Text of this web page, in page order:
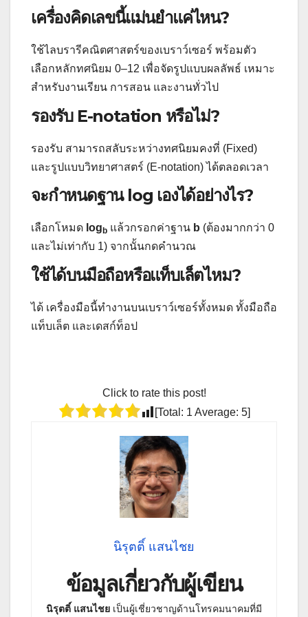
เครื่องคิดเลขนี้แม่นยำแค่ไหน?
ใช้ไลบรารีคณิตศาสตร์ของเบราว์เซอร์ พร้อมตัว
เลือกหลักทศนิยม 0–12 เพื่อจัดรูปแบบผลลัพธ์ เหมาะ
สำหรับงานเรียน การสอน และงานทั่วไป
รองรับ E-notation หรือไม่?
รองรับ สามารถสลับระหว่างทศนิยมคงที่ (Fixed)
และรูปแบบวิทยาศาสตร์ (E-notation) ได้ตลอดเวลา
จะกำหนดฐาน log เองได้อย่างไร?
เลือกโหมด log b แล้วกรอกค่าฐาน b (ต้องมากกว่า 0
และไม่เท่ากับ 1) จากนั้นกดคำนวณ
ใช้ได้บนมือถือหรือแท็บเล็ตไหม?
ได้ เครื่องมือนี้ทำงานบนเบราว์เซอร์ทั้งหมด ทั้งมือถือ
แท็บเล็ต และเดสก์ท็อป
Click to rate this post!
[Total: 1 Average: 5]
นิรุตติ์ แสนไชย
ข้อมูลเกี่ยวกับผู้เขียน
นิรุตติ์ แสนไชย เป็นผู้เชี่ยวชาญด้านโทรคมนาคมที่มี